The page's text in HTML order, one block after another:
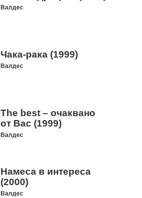
Валдес
Чака-рака (1999)
Валдес
The best – очаквано
от Вас (1999)
Валдес
Намеса в интереса
(2000)
Валдес